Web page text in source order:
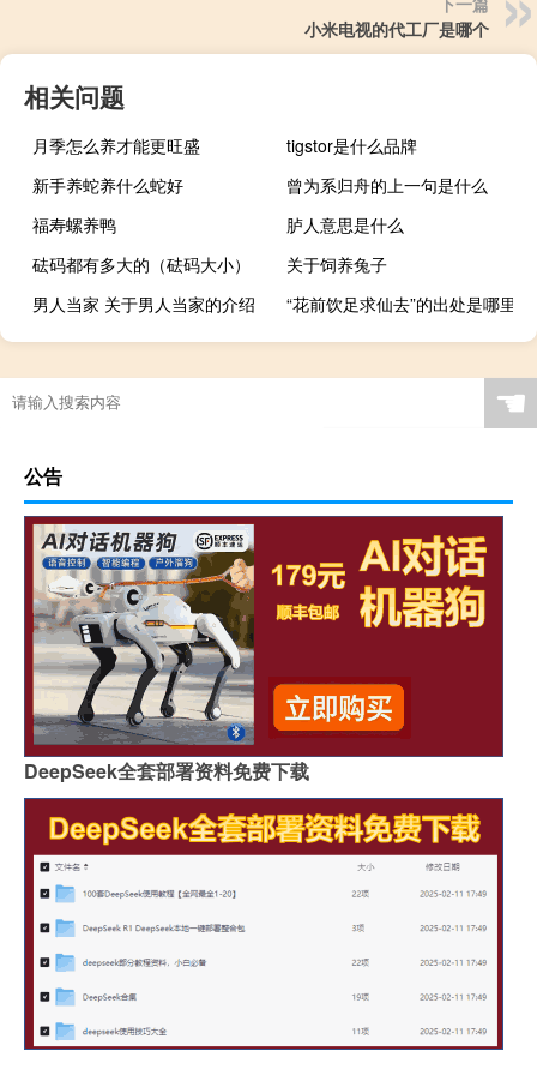
小米电视的代工厂是哪个
相关问题
月季怎么养才能更旺盛
tigstor是什么品牌
新手养蛇养什么蛇好
曾为系归舟的上一句是什么
福寿螺养鸭
胪人意思是什么
砝码都有多大的（砝码大小）
关于饲养兔子
男人当家 关于男人当家的介绍
“花前饮足求仙去”的出处是哪里
☚
公告
DeepSeek全套部署资料免费下载